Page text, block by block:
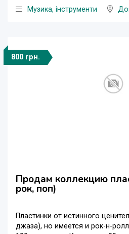
Музика, інструменти
800 грн.
Продам коллекцию
рок, поп)
Пластинки от истинного
джаза), но имеется и рок-н-